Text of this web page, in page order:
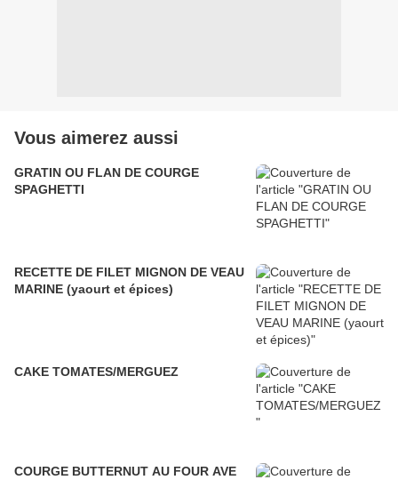
Vous aimerez aussi
GRATIN OU FLAN DE COURGE
SPAGHETTI
RECETTE DE FILET MIGNON DE VEAU
MARINE (yaourt et épices)
CAKE TOMATES/MERGUEZ
COURGE BUTTERNUT AU FOUR AVE